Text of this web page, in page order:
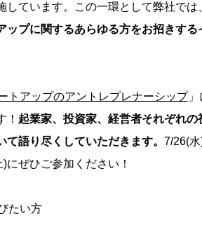
しています。この一環として弊社では
ップに関するあらゆる方をお招きする
トアップのアントレプレナーシップ」
！ 起業家、投資家、経営者それぞれの
語り尽くしていただきます。 7/26(
ぜひご参加ください！
たい方